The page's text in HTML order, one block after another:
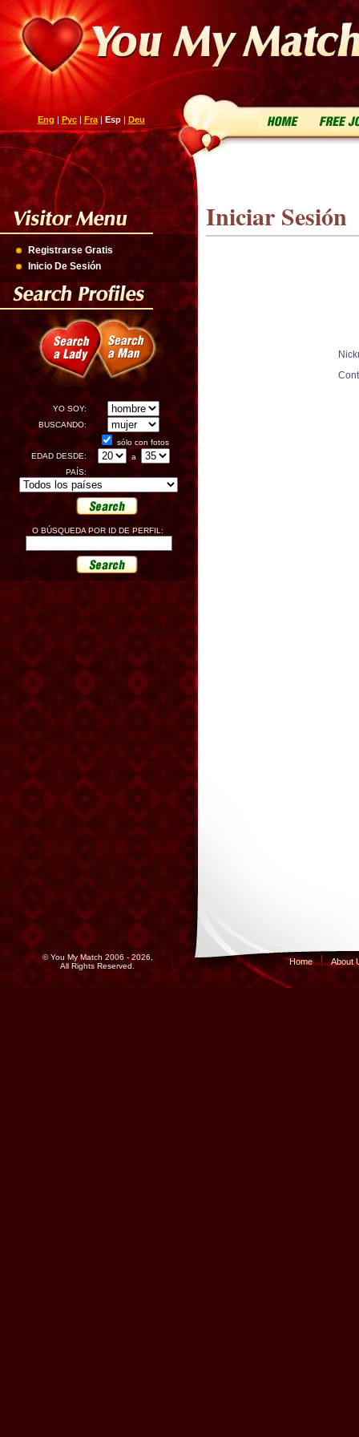
Eng | Рус| Fra| Esp| Deu
Registrarse Gratis
Inicio De Sesión
YO SOY:
BUSCANDO:
sólo con fotos
EDAD DESDE:
a
PAÍS:
O BÚSQUEDA POR ID DE PERFIL:
Iniciar Sesión
© You My Match 2006 - 2026,
All Rights Reserved.
Home About